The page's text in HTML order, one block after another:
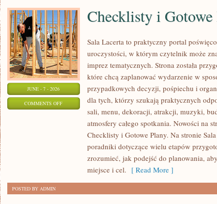
JUNE - 7 - 2026
COMMENTS OFFON
CHECKLISTY
Checklisty i Gotowe
Sala Lacerta to praktyczny portal
uroczystości, w którym czytelnik może
imprez tematycznych. Strona została
które chcą zaplanować wydarzenie w
przypadkowych decyzji, pośpiechu i
dla tych, którzy szukają praktycznych
sali, menu, dekoracji, atrakcji, muzyki,
atmosfery całego spotkania. Nowości na
Checklisty i Gotowe Plany. Na stronie
poradniki dotyczące wielu etapów
zrozumieć, jak podejść do planowania,
miejsce i cel. [ Read More ]
POSTED BY ADMIN